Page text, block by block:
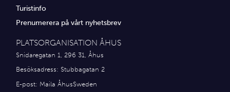
Turistinfo
Prenumerera på vårt nyhetsbrev
PLATSORGANISATION ÅHUS
Snidaregatan 1, 296 31, Åhus
Besöksadress: Stubbagatan 2
E-post: Maila ÅhusSweden